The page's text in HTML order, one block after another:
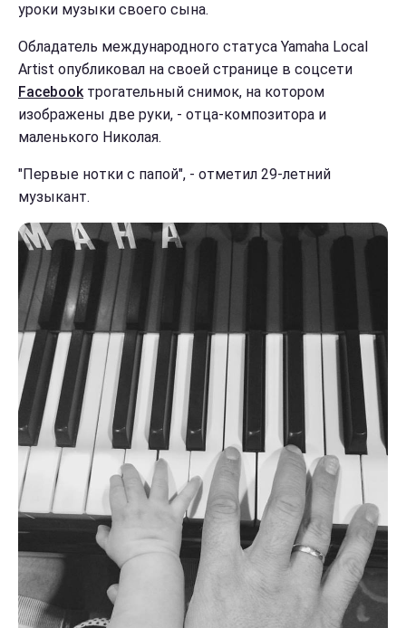
уроки музыки своего сына.
Обладатель международного статуса Yamaha Local
Artist опубликовал на своей странице в соцсети
Facebookтрогательный снимок, на котором
изображены две руки, - отца-композитора и
маленького Николая.
"Первые нотки с папой", - отметил 29-летний
музыкант.